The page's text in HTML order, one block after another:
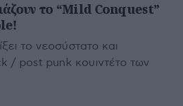
το “Mild Conquest”
το νεοσύστατο και
/ post punk κουιντέτο των